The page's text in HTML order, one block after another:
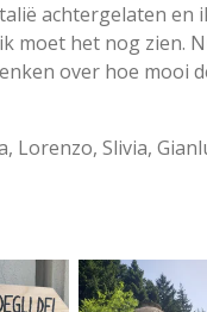
achtergelaten
moet het nog zien.
over hoe mooi
Lorenzo, Slivia,